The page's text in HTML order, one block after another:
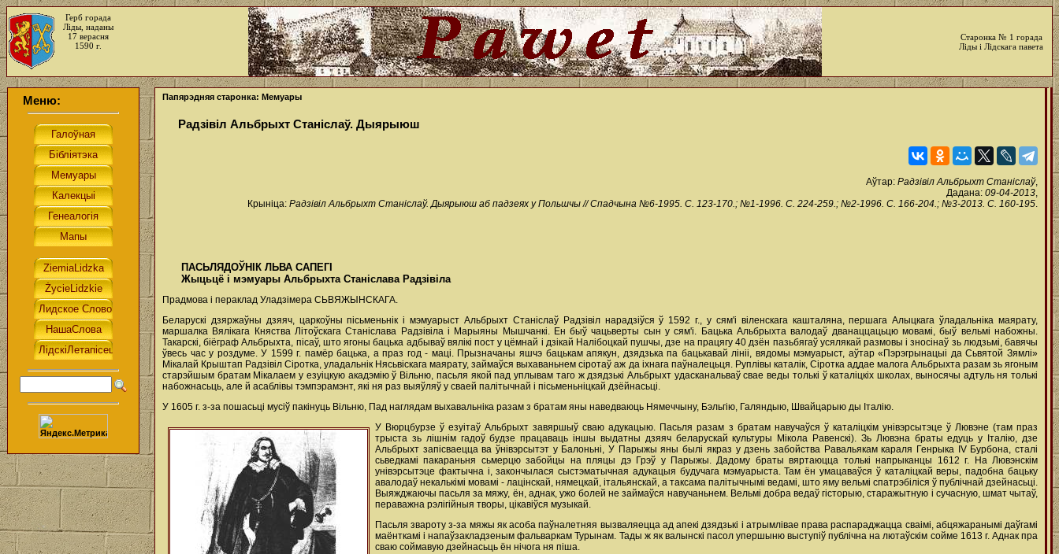
Герб горада
Ліды, наданы
17 верасня
1590 г.
Старонка № 1 горада
Ліды і Лідскага павета
Меню: Папярэдняя старонка: Мемуары
Радзівіл Альбрыхт Станіслаў. Дыярыюш
Аўтар: Радзівіл Альбрыхт Станіслаў,
Дадана: 09-04-2013,
Крыніца: Радзівіл Альбрыхт Станіслаў. Дыярыюш аб падзеях у Польшчы // Спадчына №6-1995. С. 123-170.; №1-1996. С. 224-259.; №2-1996. С. 166-204.; №3-2013. С. 160-195.
ПАСЬЛЯДОЎНІК ЛЬВА САПЕГІ
Жыцьцё i мэмуары Альбрыхта Станіслава Радзівіла
Прадмова i пераклад Уладзімера СЬВЯЖЫНСКАГА.
Беларускі дзяржаўны дзяяч, царкоўны пісьменьнік i мэмуарыст Альбрыхт Станіслаў Радзівіл нарадзіўся ў 1592 г., у сям'і віленскага кашталяна, першага Алыцкага ўладальніка маярату,
маршалка Вялікага Княства Літоўскага Станіслава Радзівіла i Марыяны Мышчанкі. Ен быў чацьверты сын у сям'і. Бацька Альбрыхта валодаў дванаццацьцю мовамі, быў вельмі набожны.
Такарскі, біёграф Альбрыхта, пісаў, што ягоны бацька адбываў вялікі пост у цёмнай i дзікай Налібоцкай пушчы, дзе на працягу 40 дзён пазьбягаў усялякай размовы i зносінаў зь людзьмі, бавячы
ўвесь час у роздуме. У 1599 г. памёр бацька, а праз год - маці. Прызначаны яшчэ бацькам апякун, дзядзька па бацькавай лініі, вядомы мэмуарыст, аўтар «Пэрэгрынацыі да Сьвятой Зямлі»
Мікалай Крыштап Радзівіл Сіротка, уладальнік Нясьвіскага маярату, займаўся выхаваньнем сіротаў аж да іхнага паўналецьця. Руплівы каталік, Сіротка аддае малога Альбрыхта разам зь ягоным
старэйшым братам Мікалаем у езуіцкую акадэмію ў Вільню, пасьля якой пад уплывам таго ж дзядзькі Альбрыхт удасканальваў свае веды толькі ў каталіцкіх школах, выносячы адтуль ня толькі
набожнасьць, але й асаблівы тэмпэрамэнт, які ня раз выяўляў у сваей палітычнай i пісьменьніцкай дзёйнасьці.
У 1605 г. з-за пошасьці мусіў пакінуць Вільню, Пад наглядам выхавальніка разам з братам яны наведваюць Нямеччыну, Бэльгію, Галяндыю, Швайцарыю ды Італію.
У Вюрцбурзе ў езуітаў Альбрыхт завяршыў сваю адукацыю. Пасьля разам з братам навучаўся ў каталіцкім унівэрсытэце ў Лювэне (там праз
трыста зь лішнім гадоў будзе працаваць іншы выдатны дзяяч беларускай культуры Мікола Равенскі). Зь Лювэна браты едуць у Італію, дзе
Альбрыхт запісваецца ва ўнівэрсытэт у Балоньні, У Парыжы яны былі якраз у дзень забойства Равальякам караля Генрыка IV Бурбона, сталі
сьведкамі пакараньня сьмерцю забойцы на пляцы дэ Грэў у Парыжы. Дадому браты вяртаюцца толькі напрыканцы 1612 г. На Лювэнскім
унівэрсытэце фактычна і, закончылася сыстэматычная адукацыя будучага мэмуарыста. Там ён умацаваўся ў каталіцкай веры, падобна бацьку
авалодаў некалькімі мовамі - лацінскай, нямецкай, італьянскай, а таксама палітычнымі ведамі, што яму вельмі спатрэбіліся ў публічнай дзейнасьці.
Выяжджаючы пасьля за мяжу, ён, аднак, ужо болей не займаўся навучаньнем. Вельмі добра ведаў гісторыю, старажытную i сучасную, шмат чытаў,
пераважна рэлігійныя творы, цікавіўся музыкай.
Пасьля звароту з-за мяжы як асоба паўналетняя вызваляецца ад апекі дзядзькі і атрымлівае права распараджацца сваімі, абцяжаранымі даўгамі
маёнткамі i напаўзакладзеным фальваркам Турынам. Тады ж як валынскі пасол упершыню выступіў публічна на лютаўскім сойме 1613 г. Аднак пра
сваю соймавую дзейнасьць ён нічога ня піша.